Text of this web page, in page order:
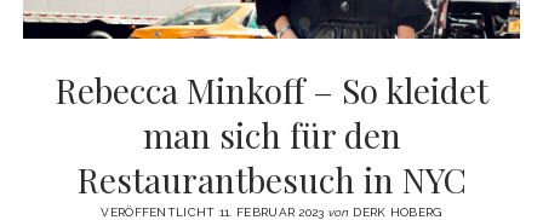
Rebecca Minkoff – So kleidet
man sich für den
Restaurantbesuch in NYC
VERÖFFENTLICHT 11. FEBRUAR 2023 von DERK HOBERG